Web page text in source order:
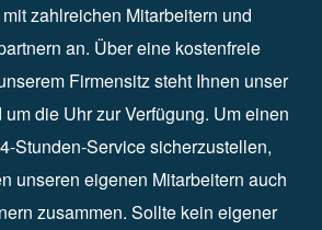
zahlreichen Mitarbeitern und
an. Über eine kostenfreie
Firmensitz steht Ihnen unser
die Uhr zur Verfügung. Um einen
Stunden-Service sicherzustellen,
unseren eigenen Mitarbeitern auch
zusammen. Sollte kein eigener